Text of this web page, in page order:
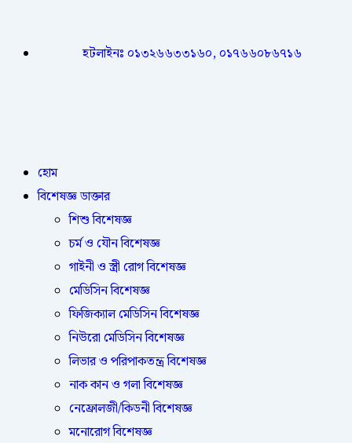
হটলাইনঃ ০১৩২৬৬৩৩১৬০, ০১৭৬৬০৮৬৭১৬
হোম
বিশেষজ্ঞ ডাক্তার
শিশু বিশেষজ্ঞ
চর্ম ও যৌন বিশেষজ্ঞ
গাইনী ও স্ত্রী রোগ বিশেষজ্ঞ
মেডিসিন বিশেষজ্ঞ
ফিজিক্যাল মেডিসিন বিশেষজ্ঞ
নিউরো মেডিসিন বিশেষজ্ঞ
লিভার ও পরিপাকতন্ত্র বিশেষজ্ঞ
নাক কান ও গলা বিশেষজ্ঞ
নেফ্রোলজী/কিডনী বিশেষজ্ঞ
মনোরোগ বিশেষজ্ঞ